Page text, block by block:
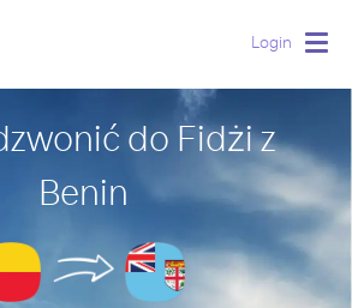
Login
do Fidżi z
Benin